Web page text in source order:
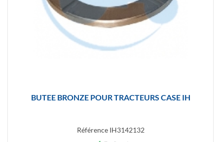
BUTEE BRONZE POUR TRACTEURS CASE IH
Référence IH3142132